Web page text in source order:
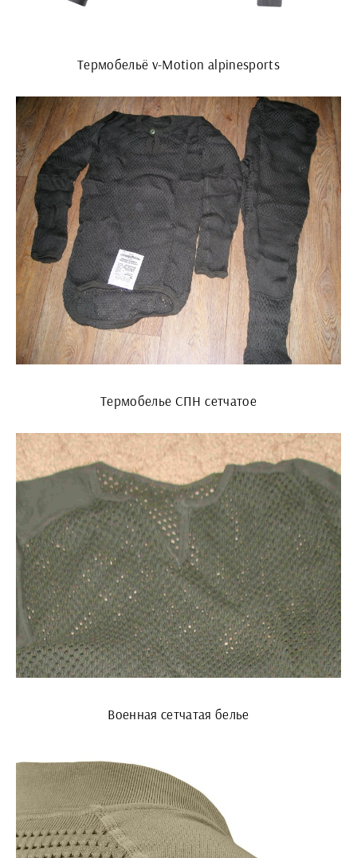
Термобельё v-Motion alpinesports
Термобелье СПН сетчатое
Военная сетчатая белье